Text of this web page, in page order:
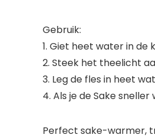
Gebruik:
1. Giet heet water in de
2. Steek het theelicht
3. Leg de fles in heet
4. Als je de Sake
Perfect sake-warmer,